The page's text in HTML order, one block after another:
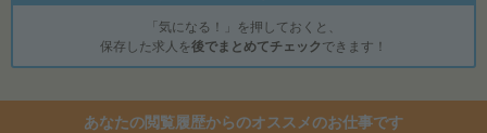
「気になる！」を押しておくと、
保存した求人を後でまとめてチェックできます！
あなたの閲覧履歴からのオススメのお仕事です